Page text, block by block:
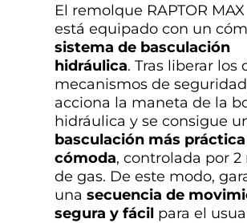
El remolque RAPTOR
está equipado con un
sistema de basculación
hidráulica. Tras liberar los
mecanismos de
acciona la maneta de la
hidráulica y se consigue
basculación más
cómoda, controlada por 2
de gas. De este modo,
una secuencia de
segura y fácil para el